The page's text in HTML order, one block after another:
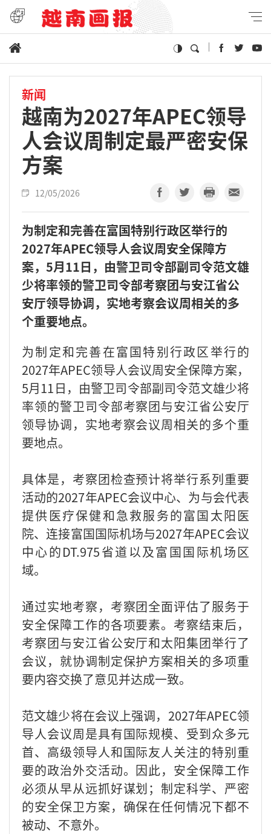
新闻
越南为2027年APEC领导
人会议周制定最严密安保
方案
12/05/2026
为制定和完善在富国特别行政区举行的
2027年APEC领导人会议周安全保障方
案，5月11日，由警卫司令部副司令范文雄
少将率领的警卫司令部考察团与安江省公
安厅领导协调，实地考察会议周相关的多
个重要地点。
为制定和完善在富国特别行政区举行的
2027年APEC领导人会议周安全保障方案，
5月11日，由警卫司令部副司令范文雄少将
率领的警卫司令部考察团与安江省公安厅
领导协调，实地考察会议周相关的多个重
要地点。
具体是，考察团检查预计将举行系列重要
活动的2027年APEC会议中心、为与会代表
提供医疗保健和急救服务的富国太阳医
院、连接富国国际机场与2027年APEC会议
中心的DT.975省道以及富国国际机场区
域。
通过实地考察，考察团全面评估了服务于
安全保障工作的各项要素。考察结束后，
考察团与安江省公安厅和太阳集团举行了
会议，就协调制定保护方案相关的多项重
要内容交换了意见并达成一致。
范文雄少将在会议上强调，2027年APEC领
导人会议周是具有国际规模、受到众多元
首、高级领导人和国际友人关注的特别重
要的政治外交活动。因此，安全保障工作
必须从早从远抓好谋划；制定科学、严密
的安全保卫方案，确保在任何情况下都不
被动、不意外。